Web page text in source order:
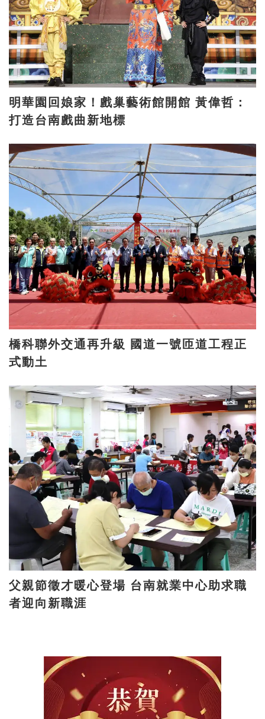
明華園回娘家！戲巢藝術館開館 黃偉哲：
打造台南戲曲新地標
橋科聯外交通再升級 國道一號匝道工程正
式動土
父親節徵才暖心登場 台南就業中心助求職
者迎向新職涯